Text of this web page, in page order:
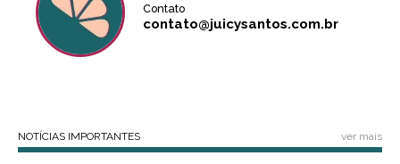
Contato
contato@juicysantos.com.br
NOTÍCIAS IMPORTANTES ver mais